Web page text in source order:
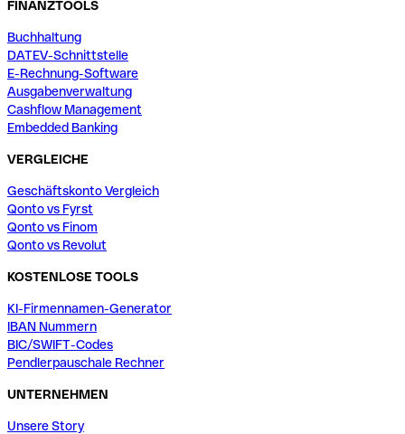
FINANZTOOLS
Buchhaltung
DATEV-Schnittstelle
E-Rechnung-Software
Ausgabenverwaltung
Cashflow Management
Embedded Banking
VERGLEICHE
Geschäftskonto Vergleich
Qonto vs Fyrst
Qonto vs Finom
Qonto vs Revolut
KOSTENLOSE TOOLS
KI-Firmennamen-Generator
IBAN Nummern
BIC/SWIFT-Codes
Pendlerpauschale Rechner
UNTERNEHMEN
Unsere Story